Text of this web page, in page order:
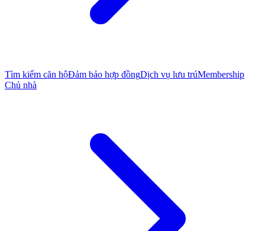
Tìm kiếm căn hộĐảm bảo hợp đồngDịch vụ lưu trúMembership
Chủ nhà